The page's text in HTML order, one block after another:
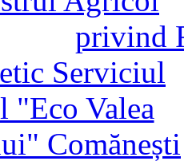
privind